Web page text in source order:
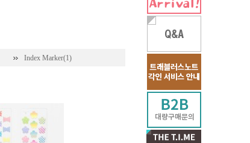
Index Marker(1)